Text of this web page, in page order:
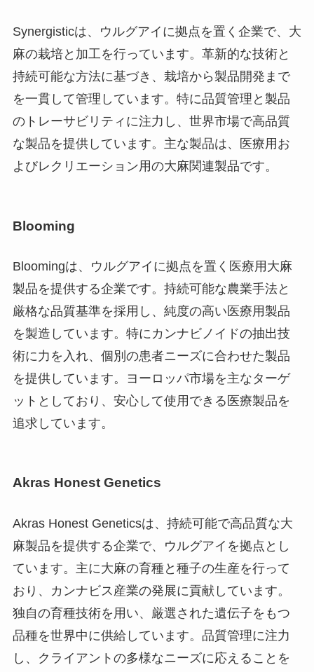
Synergisticは、ウルグアイに拠点を置く企業で、大
麻の栽培と加工を行っています。革新的な技術と
持続可能な方法に基づき、栽培から製品開発まで
を一貫して管理しています。特に品質管理と製品
のトレーサビリティに注力し、世界市場で高品質
な製品を提供しています。主な製品は、医療用お
よびレクリエーション用の大麻関連製品です。
Blooming
Bloomingは、ウルグアイに拠点を置く医療用大麻
製品を提供する企業です。持続可能な農業手法と
厳格な品質基準を採用し、純度の高い医療用製品
を製造しています。特にカンナビノイドの抽出技
術に力を入れ、個別の患者ニーズに合わせた製品
を提供しています。ヨーロッパ市場を主なターゲ
ットとしており、安心して使用できる医療製品を
追求しています。
Akras Honest Genetics
Akras Honest Geneticsは、持続可能で高品質な大
麻製品を提供する企業で、ウルグアイを拠点とし
ています。主に大麻の育種と種子の生産を行って
おり、カンナビス産業の発展に貢献しています。
独自の育種技術を用い、厳選された遺伝子をもつ
品種を世界中に供給しています。品質管理に注力
し、クライアントの多様なニーズに応えることを